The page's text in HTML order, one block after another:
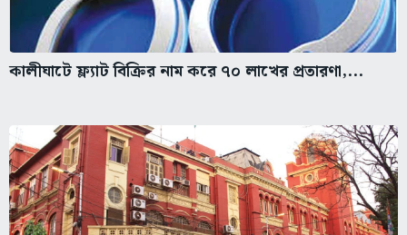
কালীঘাটে ফ্ল্যাট বিক্রির নাম করে ৭০ লাখের প্রতারণা,...